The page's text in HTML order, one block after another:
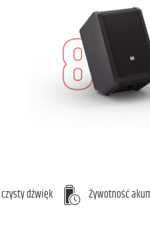
czysty dźwięk Żywotność